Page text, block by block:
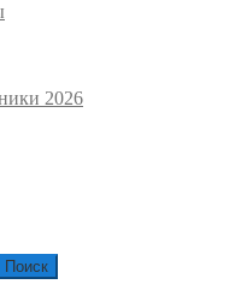
2026